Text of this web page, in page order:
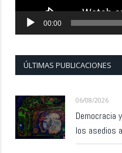
00:00
ÚLTIMAS PUBLICACIONES
06/08/2026
Democracia
los asedios